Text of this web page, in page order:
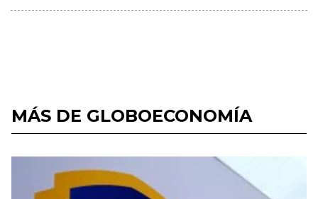
MÁS DE GLOBOECONOMÍA